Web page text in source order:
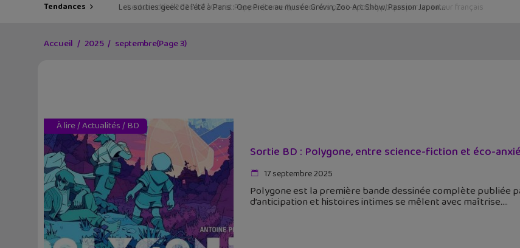
Tendances Les sorties geek de l’été à Paris : One Piece au musée Grévin, Zoo Art Show, Passion Japon…
Accueil 2025 septembre(Page 3)
À lire/Actualités/ BD
Sortie BD : Polygone, entre science-fiction et éco-
17 septembre 2025
Polygone est la première bande dessinée complète publiée
d’anticipation et histoires intimes se mêlent avec maîtrise.